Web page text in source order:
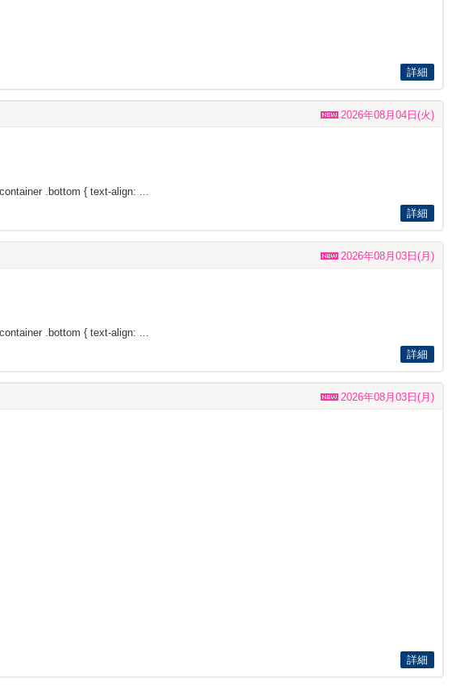
詳細
2026年08月04日(火)
.bottom { text-align: ...
詳細
2026年08月03日(月)
.bottom { text-align: ...
詳細
2026年08月03日(月)
詳細